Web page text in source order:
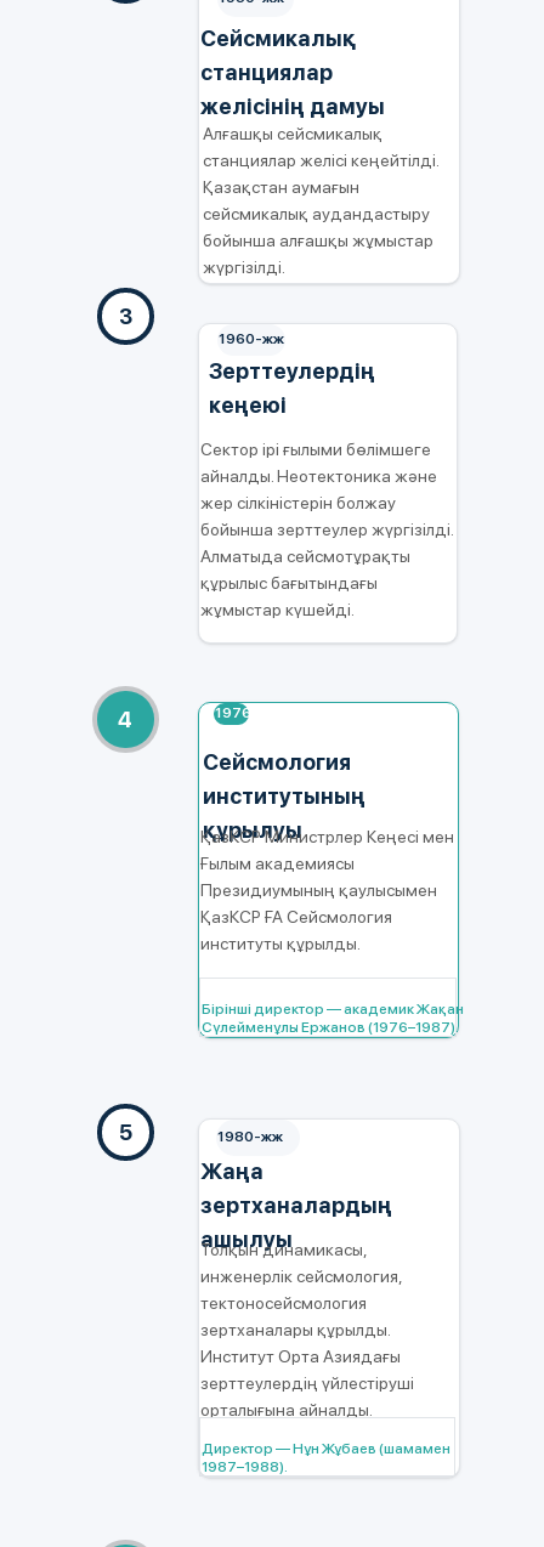
Сейсмикалық
станциялар
желісінің дамуы
Алғашқы сейсмикалық
станциялар желісі кеңейтілді.
Қазақстан аумағын
сейсмикалық аудандастыру
бойынша алғашқы жұмыстар
жүргізілді.
1960-жж
Зерттеулердің
кеңеюі
Сектор ірі ғылыми бөлімшеге
айналды. Неотектоника және
жер сілкіністерін болжау
бойынша зерттеулер жүргізілді.
Алматыда сейсмотұрақты
құрылыс бағытындағы
жұмыстар күшейді.
3
1976
Сейсмология
институтының
құрылуы
ҚазКСР Министрлер Кеңесі мен
Ғылым академиясы
Президиумының қаулысымен
ҚазКСР ҒА Сейсмология
институты құрылды.
Бірінші директор — академик Жақан
Сүлейменұлы Ержанов (1976–1987).
4
1980-жж
Жаңа
зертханалардың
ашылуы
Толқын динамикасы,
инженерлік сейсмология,
тектоносейсмология
зертханалары құрылды.
Институт Орта Азиядағы
зерттеулердің үйлестіруші
орталығына айналды.
Директор — Нұн Жұбаев (шамамен
1987–1988).
5